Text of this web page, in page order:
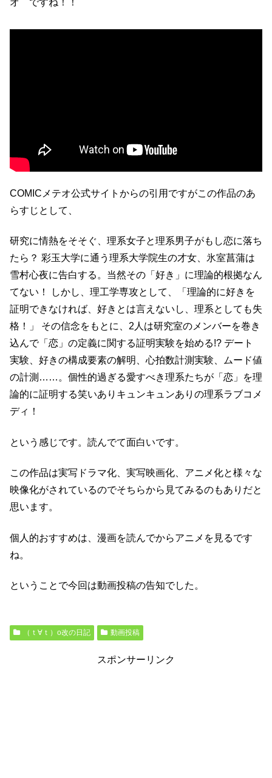
COMICメテオ公式サイトからの引用ですがこの作品のあ
らすじとして、
研究に情熱をそそぐ、理系女子と理系男子がもし恋に落ち
たら？ 彩玉大学に通う理系大学院生の才女、氷室菖蒲は
雪村心夜に告白する。当然その「好き」に理論的根拠なん
てない！ しかし、理工学専攻として、「理論的に好きを
証明できなければ、好きとは言えないし、理系としても失
格！」 その信念をもとに、2人は研究室のメンバーを巻き
込んで「恋」の定義に関する証明実験を始める!? デート
実験、好きの構成要素の解明、心拍数計測実験、ムード値
の計測……。個性的過ぎる愛すべき理系たちが「恋」を理
論的に証明する笑いありキュンキュンありの理系ラブコメ
ディ！
という感じです。読んでて面白いです。
この作品は実写ドラマ化、実写映画化、アニメ化と様々な
映像化がされているのでそちらから見てみるのもありだと
思います。
個人的おすすめは、漫画を読んでからアニメを見るです
ね。
ということで今回は動画投稿の告知でした。
（ｔ∀ｔ）o改の日記 動画投稿
スポンサーリンク